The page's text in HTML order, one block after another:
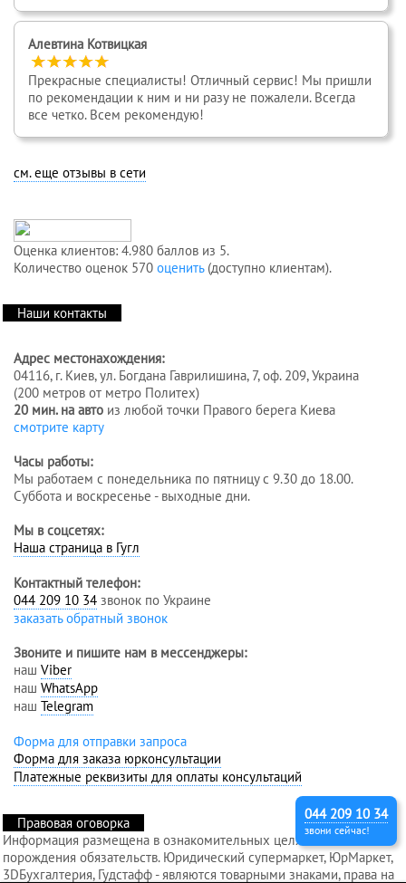
Алевтина Котвицкая
Прекрасные специалисты! Отличный сервис! Мы пришли
по рекомендации к ним и ни разу не пожалели. Всегда
все четко. Всем рекомендую!
см. еще отзывы в сети
Оценка клиентов: 4.980 баллов из 5.
Количество оценок 570 оценить(доступно клиентам).
Наши контакты
Адрес местонахождения:
04116, г. Киев, ул. Богдана Гаврилишина, 7, оф. 209, Украина
(200 метров от метро Политех)
20 мин. на авто из любой точки Правого берега Киева
смотрите карту
Часы работы:
Мы работаем с понедельника по пятницу с 9.30 до 18.00.
Суббота и воскресенье - выходные дни.
Мы в соцсетях:
Наша страница в Гугл
Контактный телефон:
044 209 10 34 звонок по Украине
заказать обратный звонок
Звоните и пишите нам в мессенджеры:
наш Viber
наш WhatsApp
наш Telegram
Форма для отправки запроса
Форма для заказа юрконсультации
Платежные реквизиты для оплаты консультаций
044 209 10 34
звони сейчас!
Правовая оговорка
Информация размещена в ознакомительных целях и без
порождения обязательств. Юридический супермаркет, ЮрМаркет,
3DБухгалтерия, Гудстафф - являются товарными знаками, права на